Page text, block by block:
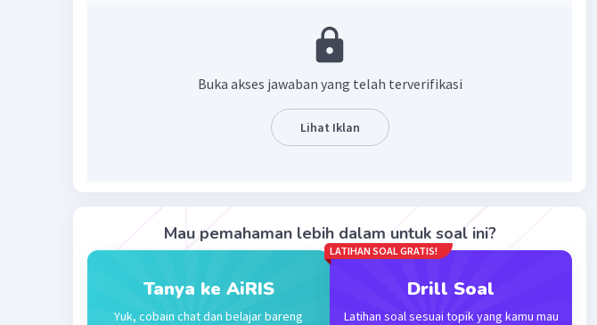
banyak fungsi = n(L)^n(K) = 5² = 25.
Beri Rating· 0.0(0) Balas
Iklan
Buka akses jawaban yang telah terverifikasi
Lihat Iklan
Mau pemahaman lebih dalam untuk soal ini?
Tanya ke AiRIS
Yuk, cobain chat dan belajar bareng
LATIHAN SOAL GRATIS!
Drill Soal
Latihan soal sesuai topik yang kamu mau